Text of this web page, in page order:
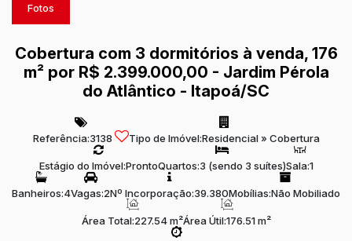
Fotos
Cobertura com 3 dormitórios à venda, 176
m² por R$ 2.399.000,00 - Jardim Pérola
do Atlântico - Itapoá/SC
Referência:3138 Tipo de Imóvel:Residencial» Cobertura
Estágio do Imóvel:ProntoQuartos:3 (sendo 3 suítes)Sala:1
Banheiros:4Vagas:2Nº Incorporação:39.380Mobílias:Não Mobiliado
Área Total:227.54 m²Área Útil:176.51 m²